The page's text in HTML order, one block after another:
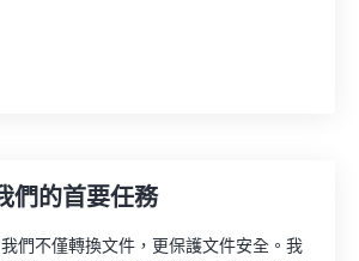
們的首要任務
們不僅轉換文件，更保護文件安全。我